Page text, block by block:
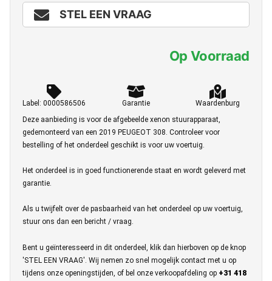
Op Voorraad
STEL EEN VRAAG
Label: 0000586506 Garantie
Waardenburg
Deze aanbieding is voor de afgebeelde xenon stuurapparaat,
gedemonteerd van een 2019 PEUGEOT 308. Controleer voor
bestelling of het onderdeel geschikt is voor uw voertuig.
Het onderdeel is in goed functionerende staat en wordt geleverd met
garantie.
Als u twijfelt over de pasbaarheid van het onderdeel op uw voertuig,
stuur ons dan een bericht / vraag.
Bent u geïnteresseerd in dit onderdeel, klik dan hierboven op de knop
'STEL EEN VRAAG'. Wij nemen zo snel mogelijk contact met u op
tijdens onze openingstijden, of bel onze verkoopafdeling op +31 418